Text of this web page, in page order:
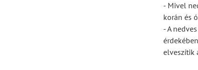
- Mivel
korán és
- A
elveszítik